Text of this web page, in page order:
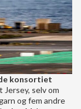
konsortiet
selv om
og fem andre